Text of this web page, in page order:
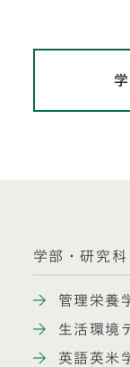
学部・研究
管理栄養
生活環境
英語英米